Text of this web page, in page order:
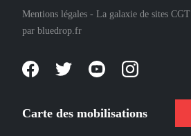
Mentions légales - La galaxie de sites CGT
par bluedrop.fr
Carte des mobilisations